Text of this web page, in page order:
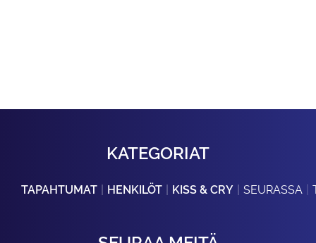
KATEGORIAT
TAPAHTUMAT HENKILÖT KISS & CRY SEURASSA